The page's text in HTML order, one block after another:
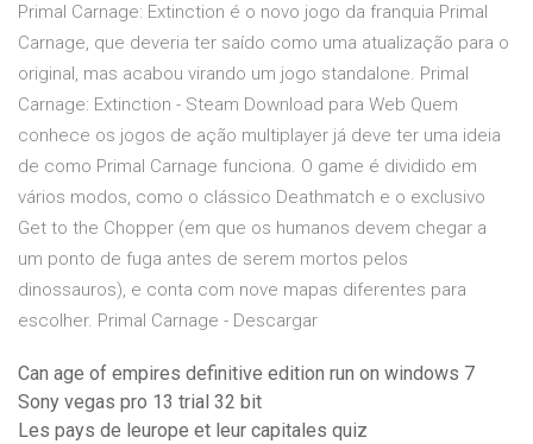
Primal Carnage: Extinction é o novo jogo da franquia Primal
Carnage, que deveria ter saído como uma atualização para o
original, mas acabou virando um jogo standalone. Primal
Carnage: Extinction - Steam Download para Web Quem
conhece os jogos de ação multiplayer já deve ter uma ideia
de como Primal Carnage funciona. O game é dividido em
vários modos, como o clássico Deathmatch e o exclusivo
Get to the Chopper (em que os humanos devem chegar a
um ponto de fuga antes de serem mortos pelos
dinossauros), e conta com nove mapas diferentes para
escolher. Primal Carnage - Descargar
Can age of empires definitive edition run on windows 7
Sony vegas pro 13 trial 32 bit
Les pays de leurope et leur capitales quiz